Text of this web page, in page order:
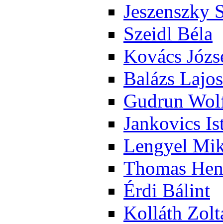
Je­szensz­ky
Szeidl Bé­la
Ko­vács
Ba­lázs La­jos
Gud­run
Jan­ko­vics
Len­gyel
Tho­mas
Ér­di Bá­lint
Kol­láth